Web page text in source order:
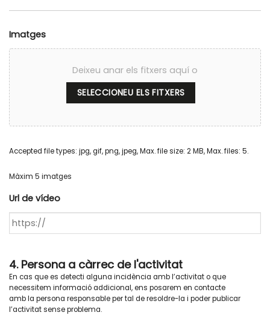
Imatges
Deixeu anar els fitxers aquí o
SELECCIONEU ELS FITXERS
Accepted file types: jpg, gif, png, jpeg, Max. file size: 2 MB, Max. files: 5.
Màxim 5 imatges
Url de vídeo
4. Persona a càrrec de l'activitat
En cas que es detecti alguna incidència amb l’activitat o que
necessitem informació addicional, ens posarem en contacte
amb la persona responsable per tal de resoldre-la i poder publicar
l’activitat sense problema.